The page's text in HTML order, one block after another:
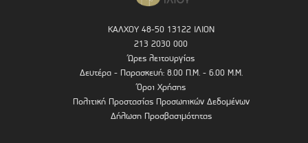
ΚΑΛΧΟΥ 48-50 13122 ΙΛΙΟΝ
213 2030 000
Ώρες λειτουργίας
Δευτέρα - Παρασκευή: 8.00 Π.Μ. - 6.00 Μ.Μ.
Όροι Χρήσης
Πολιτική Προστασίας Προσωπικών Δεδομένων
Δήλωση Προσβασιμότητας